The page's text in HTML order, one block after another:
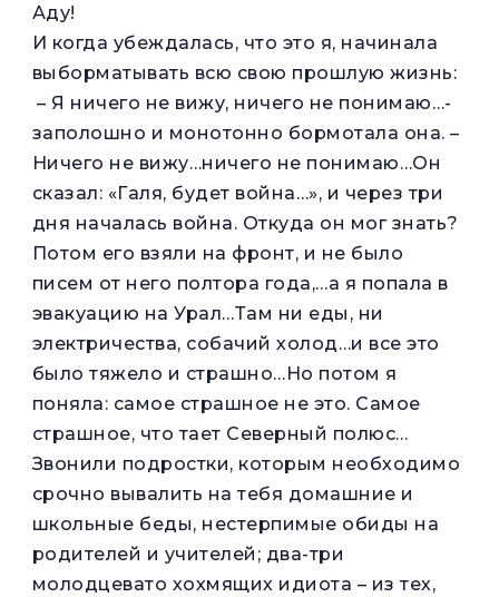
Аду!
И когда убеждалась, что это я, начинала
выборматывать всю свою прошлую жизнь:
– Я ничего не вижу, ничего не понимаю…-
заполошно и монотонно бормотала она. –
Ничего не вижу…ничего не понимаю…Он
сказал: «Галя, будет война…», и через три
дня началась война. Откуда он мог знать?
Потом его взяли на фронт, и не было
писем от него полтора года,…а я попала в
эвакуацию на Урал…Там ни еды, ни
электричества, собачий холод…и все это
было тяжело и страшно…Но потом я
поняла: самое страшное не это. Самое
страшное, что тает Северный полюс…
Звонили подростки, которым необходимо
срочно вывалить на тебя домашние и
школьные беды, нестерпимые обиды на
родителей и учителей; два-три
молодцевато хохмящих идиота – из тех,